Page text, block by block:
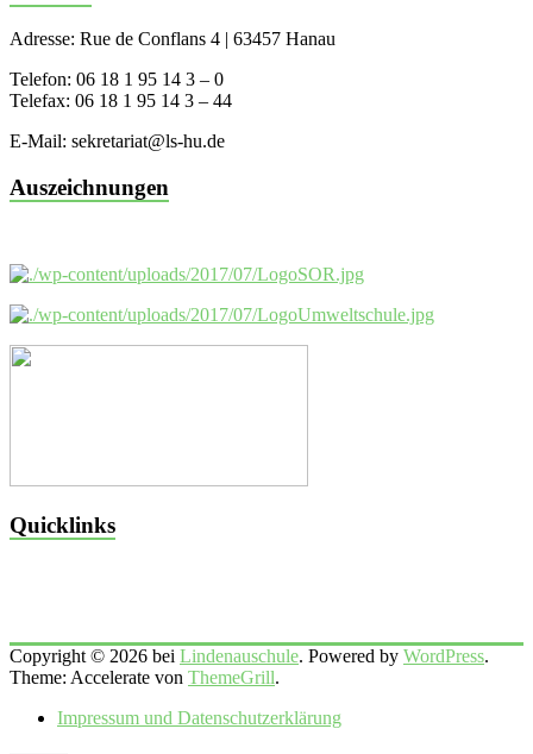
Adresse: Rue de Conflans 4 | 63457 Hanau
Telefon: 06 18 1 95 14 3 – 0
Telefax: 06 18 1 95 14 3 – 44
E-Mail: sekretariat@ls-hu.de
Auszeichnungen
Quicklinks
Copyright © 2026 bei Lindenauschule. Powered by WordPress.
Theme: Accelerate von ThemeGrill.
Impressum und Datenschutzerklärung